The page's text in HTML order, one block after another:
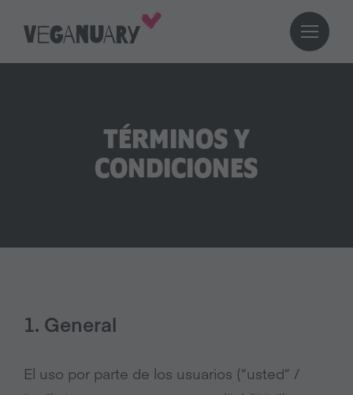
TÉRMINOS Y
CONDICIONES
1. General
El uso por parte de los usuarios (“usted” /